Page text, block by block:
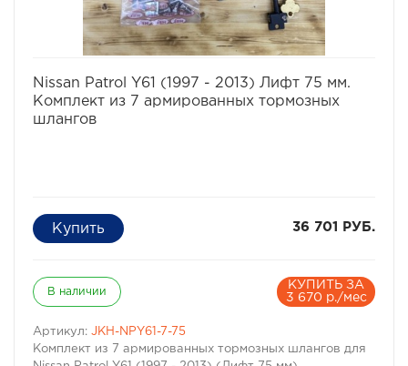
Nissan Patrol Y61 (1997 - 2013) Лифт 75 мм.
Комплект из 7 армированных тормозных
шлангов
36 701 РУБ.
В наличии
КУПИТЬ ЗА
3 670 р./мес
Артикул: JKH-NPY61-7-75
Комплект из 7 армированных тормозных шлангов для